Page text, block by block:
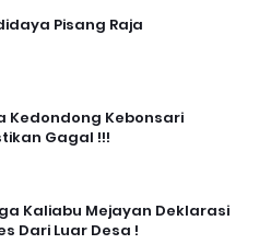
Pisang Raja
Kedondong Kebonsari
Gagal !!!
Kaliabu Mejayan Deklarasi
Dari Luar Desa !